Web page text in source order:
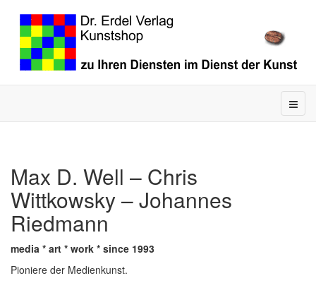
Max D. Well – Chris
Wittkowsky – Johannes
Riedmann
media * art * work * since 1993
Pioniere der Medienkunst.